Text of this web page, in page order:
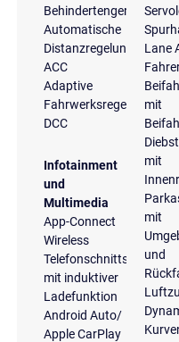
Behindertengerecht
Automatische
Distanzregelung
ACC
Adaptive
Fahrwerksregelung
DCC
Infotainment
und
Multimedia
App-Connect
Wireless
Telefonschnittstelle
mit induktiver
Ladefunktion
Android Auto/
Apple CarPlay
Lane
mit
mit
mit
und